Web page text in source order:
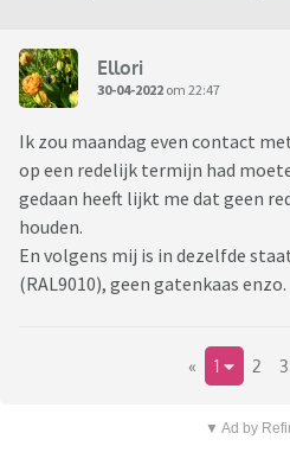
Ellori
30-04-2022 om 22:47
Ik zou maandag even contact
op een redelijk termijn had
gedaan heeft lijkt me dat geen
houden.
En volgens mij is in dezelfde
(RAL9010), geen gatenkaas enzo.
« 1 2 3
▼ Ad by